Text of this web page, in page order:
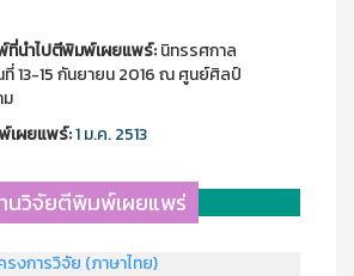
นำไปตีพิมพ์เผยแพร์:นิทรรศกาล
13-15 กันยายน 2016 ณ ศูนย์ศิลป์
ม
เผยแพร์:1 ม.ค. 2513
นวิจัยตีพิมพ์เผยแพร่
รงการวิจัย (ภาษาไทย)